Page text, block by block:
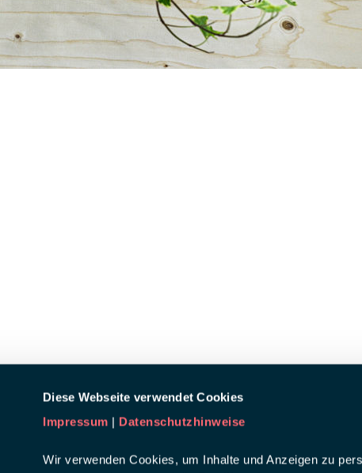
Diese Webseite verwendet Cookies
Impressum | Datenschutzhinweise
Wir verwenden Cookies, um Inhalte und Anzeigen zu